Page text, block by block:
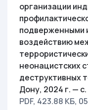
организации
подверженными
воздействию
неонацистских
деструктивных
Дону, 2024 г. — с.
PDF, 423.88 КБ,